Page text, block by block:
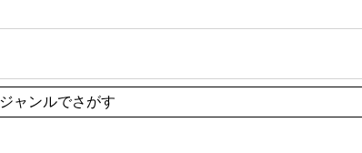
ジャンルでさがす